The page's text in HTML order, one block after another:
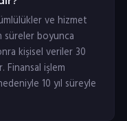
ve hizmet
süreler boyunca
kişisel veriler 30
Finansal işlem
10 yıl süreyle